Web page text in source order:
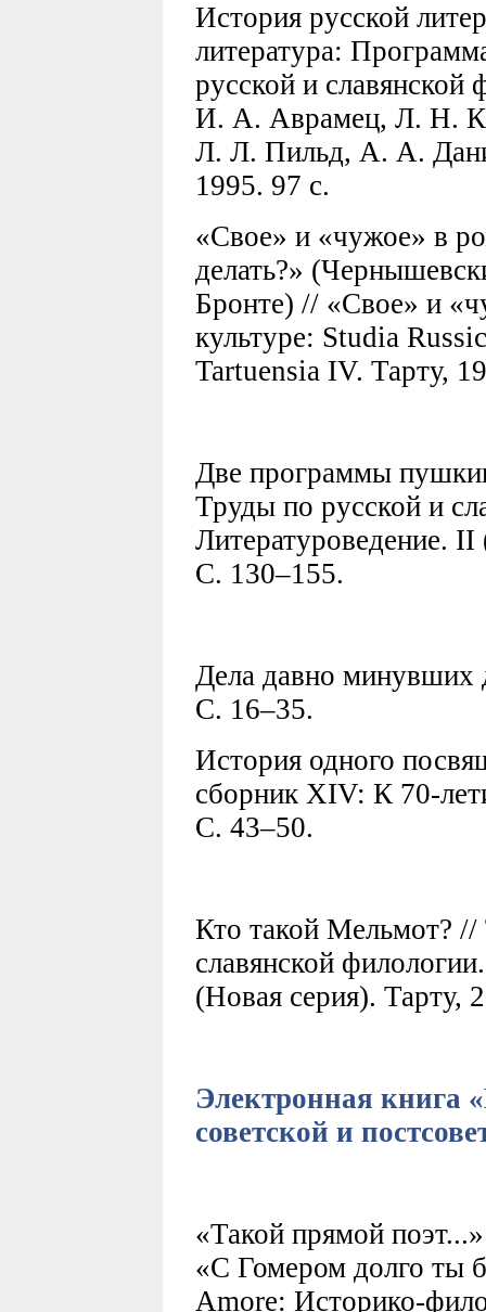
История русской
литература:
русской и славянской
И. А. Аврамец, Л. Н.
Л. Л. Пильд, А. А.
1995. 97 с.
«Свое» и «чужое» в
делать?»
Бронте) // «Свое» и
культуре: Studia
Tartuensia IV. Тарту,
Две программы
Труды по русской и
Литературоведение.
C. 130–155.
Дела давно
С. 16–35.
История одного
сборник XIV: К 70-
C. 43–50.
Кто такой Мельмот?
славянской
(Новая серия). Тарту,
Электронная книга
советской и
«Такой прямой
«С Гомером долго ты
Amore: Историко-